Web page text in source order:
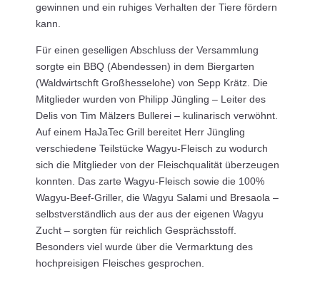
gewinnen und ein ruhiges Verhalten der Tiere fördern
kann.
Für einen geselligen Abschluss der Versammlung
sorgte ein BBQ (Abendessen) in dem Biergarten
(Waldwirtschft Großhesselohe) von Sepp Krätz. Die
Mitglieder wurden von Philipp Jüngling – Leiter des
Delis von Tim Mälzers Bullerei – kulinarisch verwöhnt.
Auf einem HaJaTec Grill bereitet Herr Jüngling
verschiedene Teilstücke Wagyu-Fleisch zu wodurch
sich die Mitglieder von der Fleischqualität überzeugen
konnten. Das zarte Wagyu-Fleisch sowie die 100%
Wagyu-Beef-Griller, die Wagyu Salami und Bresaola –
selbstverständlich aus der aus der eigenen Wagyu
Zucht – sorgten für reichlich Gesprächsstoff.
Besonders viel wurde über die Vermarktung des
hochpreisigen Fleisches gesprochen.